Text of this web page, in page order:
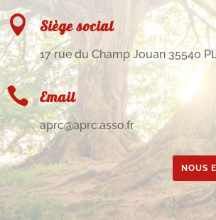
 Siège social
17 rue du Champ Jouan 35540
 Email
aprc@aprc.asso.fr
NOUS